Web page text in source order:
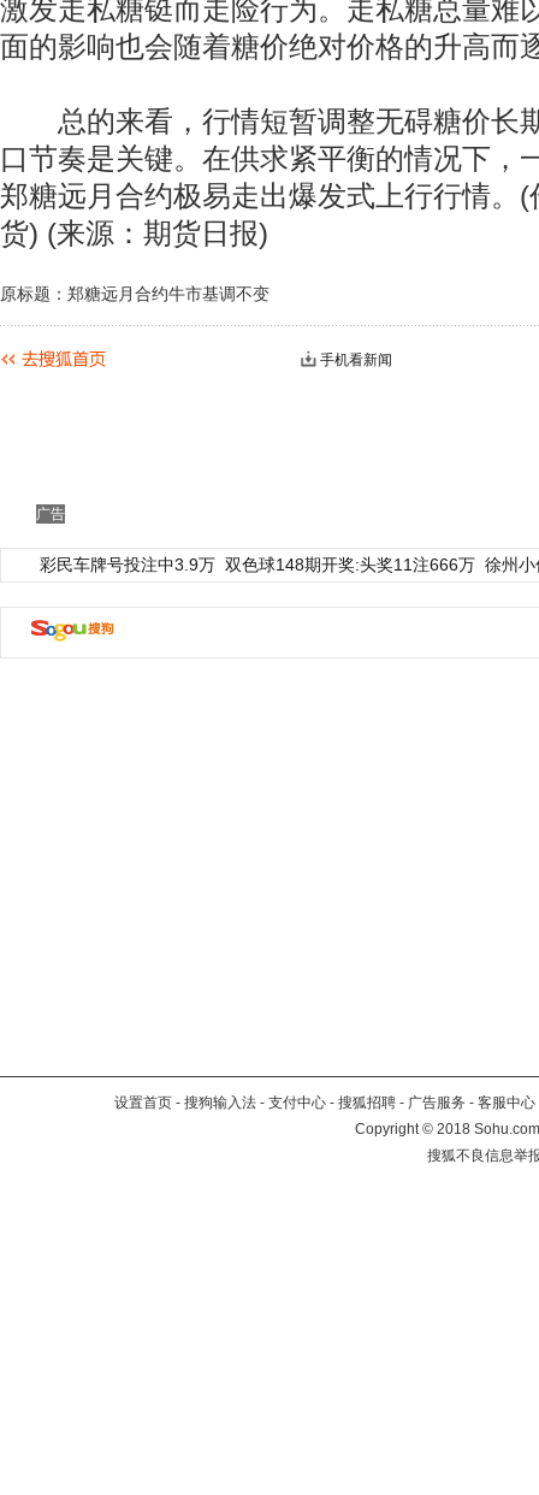
激发走私糖铤而走险行为。走私糖总量难
面的影响也会随着糖价绝对价格的升高而
总的来看，行情短暂调整无碍糖价长
口节奏是关键。在供求紧平衡的情况下，
郑糖远月合约极易走出爆发式上行行情。
货) (来源：期货日报)
原标题：郑糖远月合约牛市基调不变
手机看新闻
广告
彩民车牌号投注中3.9万 双色球148期开奖:头奖11注666万 徐州
设置首页 - 搜狗输入法 - 支付中心 - 搜狐招聘 - 广告服务 - 客服中心
Copyright©2018
搜狐不良信息举